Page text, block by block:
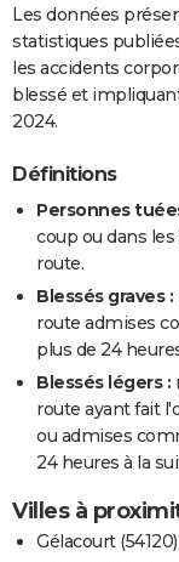
Les données
statistiques
les accidents
blessé et
2024.
Définitions
Personnes
coup ou dans
route.
Blessés graves :
route admises
plus de 24
Blessés légers :
route ayant fait
ou admises
24 heures à la
Villes à
Gélacourt (54120)